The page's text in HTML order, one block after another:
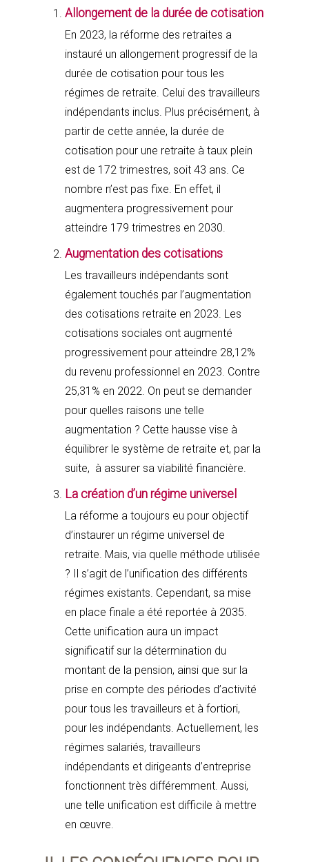
Allongement de la durée de cotisation
En 2023, la réforme des retraites a
instauré un allongement progressif de la
durée de cotisation pour tous les
régimes de retraite. Celui des travailleurs
indépendants inclus. Plus précisément, à
partir de cette année, la durée de
cotisation pour une retraite à taux plein
est de 172 trimestres, soit 43 ans. Ce
nombre n’est pas fixe. En effet, il
augmentera progressivement pour
atteindre 179 trimestres en 2030.
Augmentation des cotisations
Les travailleurs indépendants sont
également touchés par l’augmentation
des cotisations retraite en 2023. Les
cotisations sociales ont augmenté
progressivement pour atteindre 28,12%
du revenu professionnel en 2023. Contre
25,31% en 2022. On peut se demander
pour quelles raisons une telle
augmentation ? Cette hausse vise à
équilibrer le système de retraite et, par la
suite, à assurer sa viabilité financière.
La création d’un régime universel
La réforme a toujours eu pour objectif
d’instaurer un régime universel de
retraite. Mais, via quelle méthode utilisée
? Il s’agit de l’unification des différents
régimes existants. Cependant, sa mise
en place finale a été reportée à 2035.
Cette unification aura un impact
significatif sur la détermination du
montant de la pension, ainsi que sur la
prise en compte des périodes d’activité
pour tous les travailleurs et à fortiori,
pour les indépendants. Actuellement, les
régimes salariés, travailleurs
indépendants et dirigeants d’entreprise
fonctionnent très différemment. Aussi,
une telle unification est difficile à mettre
en œuvre.